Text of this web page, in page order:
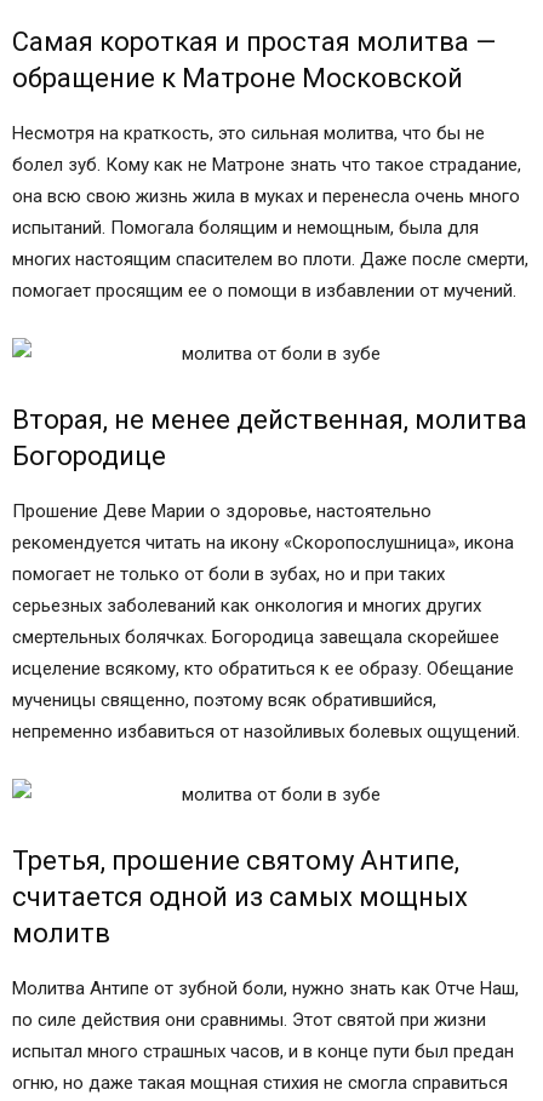
Самая короткая и простая молитва —
обращение к Матроне Московской
Несмотря на краткость, это сильная молитва, что бы не
болел зуб. Кому как не Матроне знать что такое страдание,
она всю свою жизнь жила в муках и перенесла очень много
испытаний. Помогала болящим и немощным, была для
многих настоящим спасителем во плоти. Даже после смерти,
помогает просящим ее о помощи в избавлении от мучений.
Вторая, не менее действенная, молитва
Богородице
Прошение Деве Марии о здоровье, настоятельно
рекомендуется читать на икону «Скоропослушница», икона
помогает не только от боли в зубах, но и при таких
серьезных заболеваний как онкология и многих других
смертельных болячках. Богородица завещала скорейшее
исцеление всякому, кто обратиться к ее образу. Обещание
мученицы священно, поэтому всяк обратившийся,
непременно избавиться от назойливых болевых ощущений.
Третья, прошение святому Антипе,
считается одной из самых мощных
молитв
Молитва Антипе от зубной боли, нужно знать как Отче Наш,
по силе действия они сравнимы. Этот святой при жизни
испытал много страшных часов, и в конце пути был предан
огню, но даже такая мощная стихия не смогла справиться